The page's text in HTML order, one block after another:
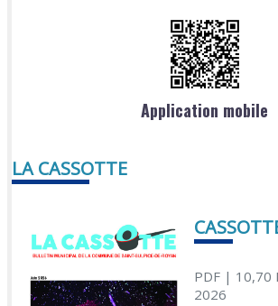
Application mobile
LA CASSOTTE
PDF| 10,70
2026